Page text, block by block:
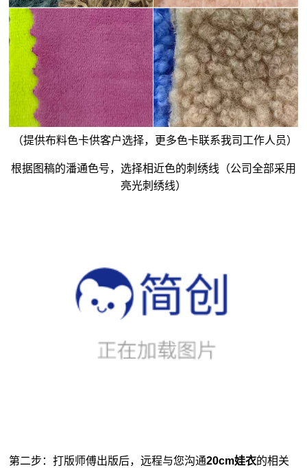
（提供布料色卡供客户选择，更多色卡联系我司工作人员）
根据图稿的潘通色号，选择相近色的刺绣线（公司全部采用
亮光刺绣线）
第二步：打版师傅出版后，远程与您沟通20cm娃衣的相关